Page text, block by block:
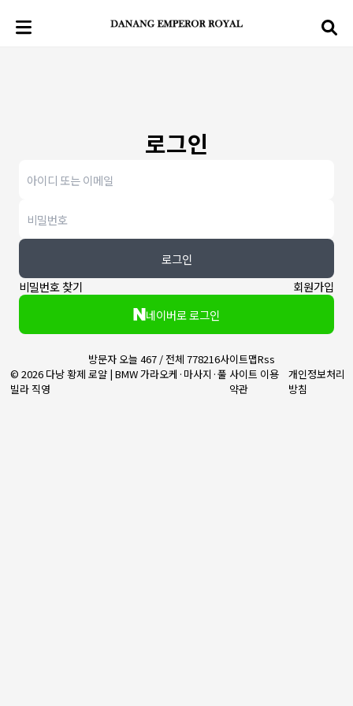
로그인
로그인
비밀번호 찾기
회원가입
네이버로 로그인
방문자 오늘 467 / 전체 778216사이트맵Rss
© 2026 다낭 황제 로얄 | BMW 가라오케·마사지·풀
빌라 직영
사이트 이용
약관
개인정보처리
방침